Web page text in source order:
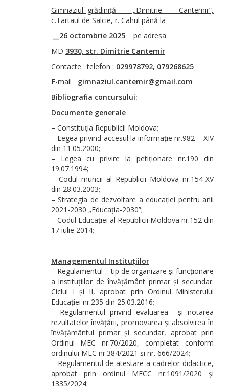
Gimnaziul–grădiniță „Dimitrie Cantemir”,
c.Tartaul de Salcie, r. Cahul până la
__26 octombrie 2025
pe adresa:
MD 3930, str. Dimitrie Cantemir
Contacte : telefon : 029978792, 079268625
E-mail gimnaziul.cantemir@gmail.com
Bibliografia concursului:
Documente generale
– Constituția Republicii Moldova;
– Legea privind accesul la informație nr.982 – XIV
din 11.05.2000;
– Legea cu privire la petiționare nr.190 din
19.07.1994;
– Codul muncii al Republicii Moldova nr.154-XV
din 28.03.2003;
– Strategia de dezvoltare a educației pentru anii
2021-2030 „Educația-2030”;
– Codul Educației al Republicii Moldova nr.152 din
17 iulie 2014;
Managementul Instituțiilor
– Regulamentul – tip de organizare și funcționare
a instituțiilor de învățământ primar și secundar.
Ciclul I și II, aprobat prin Ordinul Ministerului
Educației nr.235 din 25.03.2016;
– Regulamentul privind evaluarea și notarea
rezultatelor învățării, promovarea și absolvirea în
învățământul primar și secundar, aprobat prin
Ordinul MEC nr.70/2020, completat conform
ordinului MEC nr.384/2021 și nr. 666/2024;
– Regulamentul de atestare a cadrelor didactice,
aprobat prin ordinul MECC nr.1091/2020 și
1335/2024;